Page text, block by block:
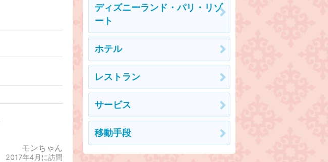
モンちゃん
2017年4月に訪問
ディズニーランド・パリ・リゾ
ート
ホテル
レストラン
サービス
移動手段